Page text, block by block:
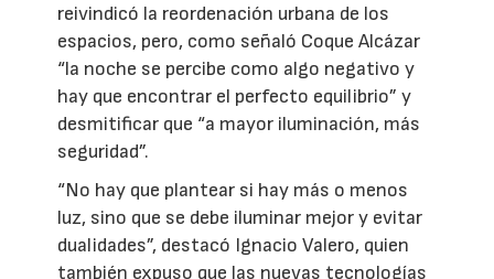
reivindicó la reordenación urbana de los
espacios, pero, como señaló Coque Alcázar
“la noche se percibe como algo negativo y
hay que encontrar el perfecto equilibrio” y
desmitificar que “a mayor iluminación, más
seguridad”.
“No hay que plantear si hay más o menos
luz, sino que se debe iluminar mejor y evitar
dualidades”, destacó Ignacio Valero, quien
también expuso que las nuevas tecnologías